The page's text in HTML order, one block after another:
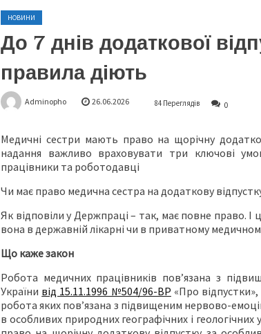
НОВИНИ
До 7 днів додаткової
правила діють
Adminopho 26.06.2026 84 Переглядів 0
Медичні сестри мають право на щорічну
надання важливо враховувати три ключові
працівники та роботодавці
Чи має право медична сестра на додаткову
Як відповіли у Держпраці – так, має повне право.
вона в державній лікарні чи в приватному
Що каже закон
Робота медичних працівників пов’язана з
України від 15.11.1996 №504/96-ВР «Про відпустки»,
робота яких пов’язана з підвищеним нервово-
в особливих природних географічних і